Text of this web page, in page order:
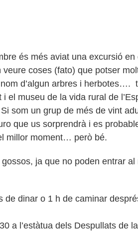
és més aviat una excursió
coses (fato) que potser
d’algun arbres i herbotes….
el museu de la vida rural de
som un grup de més de vint
que us sorprendrà i es
millor moment… però bé.
ja que no poden entrar al
de dinar o 1 h de caminar
a l’estàtua dels Despullats de